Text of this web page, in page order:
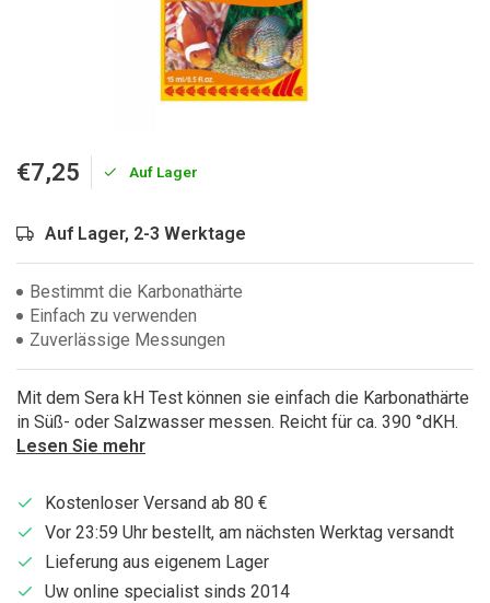
€7,25 Auf Lager
Auf Lager, 2-3 Werktage
Bestimmt die Karbonathärte
Einfach zu verwenden
Zuverlässige Messungen
Mit dem Sera kH Test können sie einfach die Karbonathärte
in Süß- oder Salzwasser messen. Reicht für ca. 390 °dKH.
Lesen Sie mehr
Kostenloser Versand ab 80 €
Vor 23:59 Uhr bestellt, am nächsten Werktag versandt
Lieferung aus eigenem Lager
Uw online specialist sinds 2014